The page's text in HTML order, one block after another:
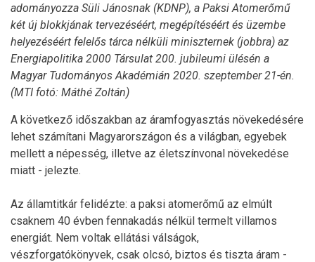
adományozza Süli Jánosnak (KDNP), a Paksi Atomerőmű
két új blokkjának tervezéséért, megépítéséért és üzembe
helyezéséért felelős tárca nélküli miniszternek (jobbra) az
Energiapolitika 2000 Társulat 200. jubileumi ülésén a
Magyar Tudományos Akadémián 2020. szeptember 21-én.
(MTI fotó: Máthé Zoltán)
A következő időszakban az áramfogyasztás növekedésére
lehet számítani Magyarországon és a világban, egyebek
mellett a népesség, illetve az életszínvonal növekedése
miatt - jelezte.
Az államtitkár felidézte: a paksi atomerőmű az elmúlt
csaknem 40 évben fennakadás nélkül termelt villamos
energiát. Nem voltak ellátási válságok,
vészforgatókönyvek, csak olcsó, biztos és tiszta áram -